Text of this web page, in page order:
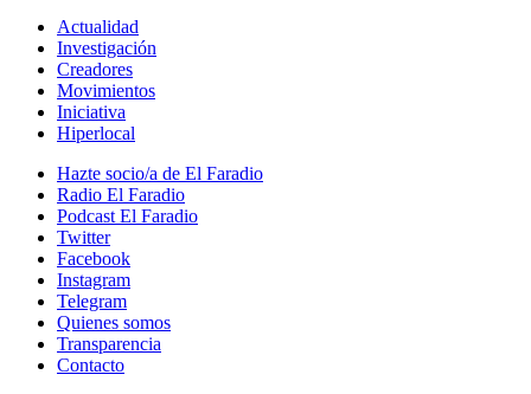
Actualidad
Investigación
Creadores
Movimientos
Iniciativa
Hiperlocal
Hazte socio/a de El Faradio
Radio El Faradio
Podcast El Faradio
Twitter
Facebook
Instagram
Telegram
Quienes somos
Transparencia
Contacto